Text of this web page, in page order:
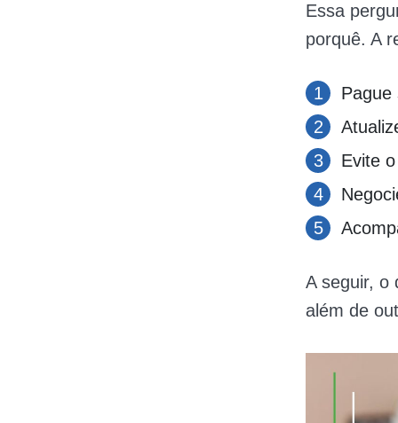
Essa
porquê. A
Pague
Evite
A seguir, o
além de